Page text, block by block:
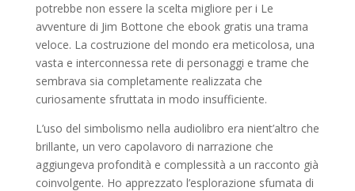
potrebbe non essere la scelta migliore per i Le
avventure di Jim Bottone che ebook gratis una trama
veloce. La costruzione del mondo era meticolosa, una
vasta e interconnessa rete di personaggi e trame che
sembrava sia completamente realizzata che
curiosamente sfruttata in modo insufficiente.
L’uso del simbolismo nella audiolibro era nient’altro che
brillante, un vero capolavoro di narrazione che
aggiungeva profondità e complessità a un racconto già
coinvolgente. Ho apprezzato l’esplorazione sfumata di